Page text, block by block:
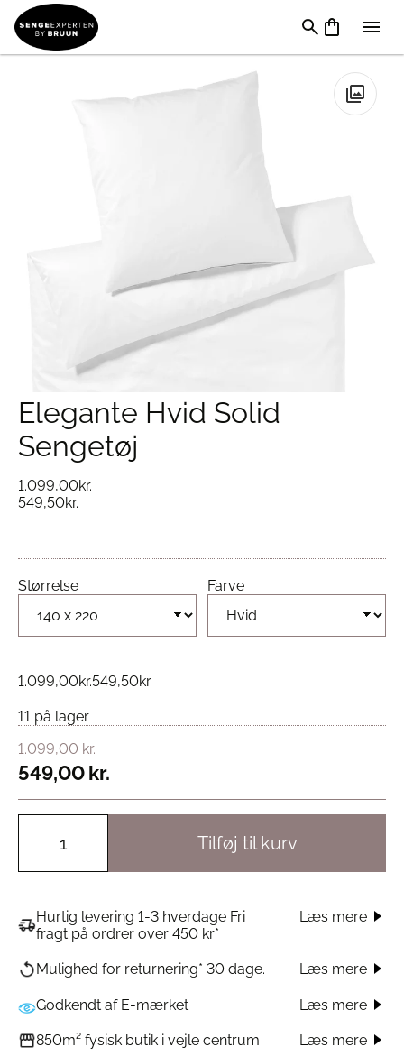
TILBUD → FØDSELSDAG
Tilbud → Elegante Hvid Solid Sengetøj
🔍
Elegante Hvid Solid
Sengetøj
1.099,00kr.
549,50kr.
Størrelse Farve
1.099,00kr.549,50kr.
11 på lager
1.099,00 kr.
549,00kr.
Tilføj til kurv
Hurtig levering 1-3 hverdage Fri
fragt på ordrer over 450 kr*
Læs mere
Mulighed for returnering* 30 dage. Læs mere
Godkendt af E-mærket Læs mere
850m² fysisk butik i vejle centrum Læs mere